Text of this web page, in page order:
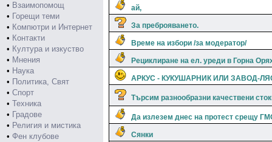
• Взаимопомощ
• Горещи теми
• Компютри и Интернет
• Контакти
• Култура и изкуство
• Мнения
• Наука
• Политика, Свят
• Спорт
• Техника
• Градове
• Религия и мистика
• Фен клубове
ай,
За преброяването.
Време на избори /за модератор/
Рециклиране на ел. уреди в Горна
АРКУС - КУКУШАРНИК ИЛИ ЗАВОД-
Търсим разнообразни качествени
Да излезем днес на протест срещу
Сянки